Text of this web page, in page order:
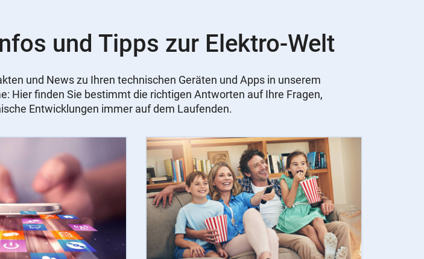
und Tipps zur Elektro-Welt
und News zu Ihren technischen Geräten und Apps in unserem
Hier finden Sie bestimmt die richtigen Antworten auf Ihre Fragen,
Entwicklungen immer auf dem Laufenden.